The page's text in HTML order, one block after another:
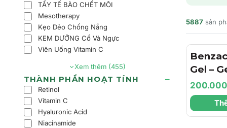
TẨY TẾ BÀO CHẾT MÔI
Mesotherapy
Kẹo Dẻo Chống Nắng
KEM DƯỠNG Cổ Và Ngực
Viên Uống Vitamin C
Xem thêm (455)
THÀNH PHẦN HOẠT TÍNH
Retinol
Vitamin C
Hyaluronic Acid
Niacinamide
5887 sản
Gel –
Trợ
Dịu
Dầu